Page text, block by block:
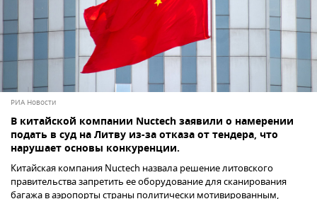
РИА Новости
В китайской компании Nuctech заявили о намерении
подать в суд на Литву из-за отказа от тендера, что
нарушает основы конкуренции.
Китайская компания Nuctech назвала решение литовского
правительства запретить ее оборудование для сканирования
багажа в аэропорты страны политически мотивированным,